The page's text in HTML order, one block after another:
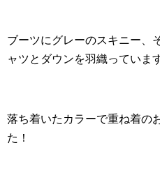
ブーツにグレーのスキニー、
ャツとダウンを羽織っています
落ち着いたカラーで重ね着の
た！